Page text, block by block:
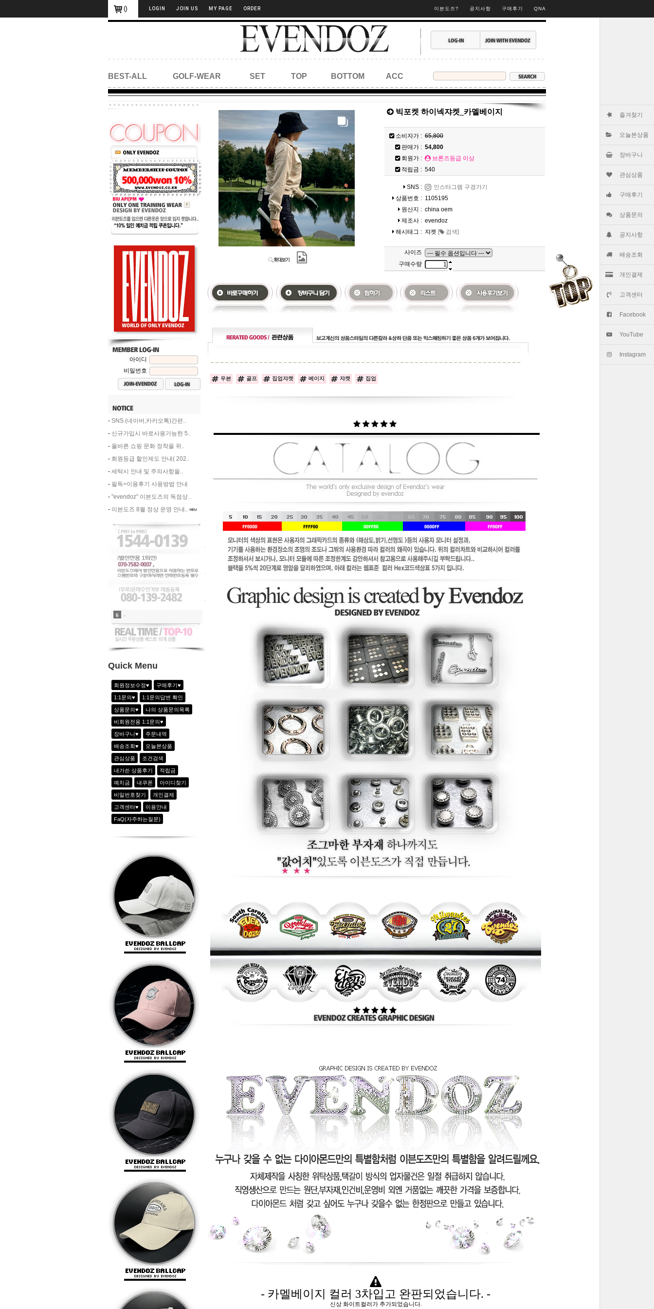
즐겨찾기
오늘본상품
장바구니
관심상품
구매후기
상품문의
공지사항
배송조회
개인결제
고객센터
Facebook
YouTube
Instagram
() LOGIN JOIN US MY PAGE ORDER 이븐도즈? 공지사항 구매후기 QNA
BEST-ALL GOLF-WEAR SET TOP BOTTOM ACC
아이디
비밀번호
- SNS (네이버,카카오톡)간편..
- 신규가입시 바로사용가능한 5..
- 올바른 쇼핑 문화 정착을 위..
- 회원등급 할인제도 안내( 202..
- 세탁시 안내 및 주의사항을..
- 필독>이용후기 사용방법 안내
- "evendoz" 이븐도즈의 독점상..
- 이븐도즈 8월 정상 운영 안내..
7 -
8 -
2 에어리 시크 라이오셀 반팔티_크림화이트
3 배색포인트 플레어 OPS_2color(3차재생산 발송중)
4 드로우 플레잉 베스트 세트_화이트
5 -
6 -
Quick Menu
회원정보수정♥ 구매후기♥
1:1문의♥ 1:1문의답변 확인
상품문의♥ 나의 상품문의목록
비회원전용 1:1문의♥
장바구니♥ 주문내역
배송조회♥ 오늘본상품
관심상품 조건검색
내가쓴 상품후기 적립금
예치금 내쿠폰 아이디찾기
비밀번호찾기 개인결제
고객센터♥ 이용안내
FaQ(자주하는질문)
빅포켓 하이넥쟈켓_카멜베이지
소비자가 : 65,800
판매가 : 54,800
회원가 :
브론즈등급 이상
적립금 : 540
SNS :
인스타그램 구경가기
상품번호 : 1105195
원산지 : china oem
제조사 : evendoz
해시태그 : 쟈켓 [ 검색]
사이즈
구매수량
우븐 골프 집업쟈켓 베이지 쟈켓 집업
- 카멜베이지 컬러 3차입고 완판되었습니다. -
신상 화이트컬러가 추가되었습니다.